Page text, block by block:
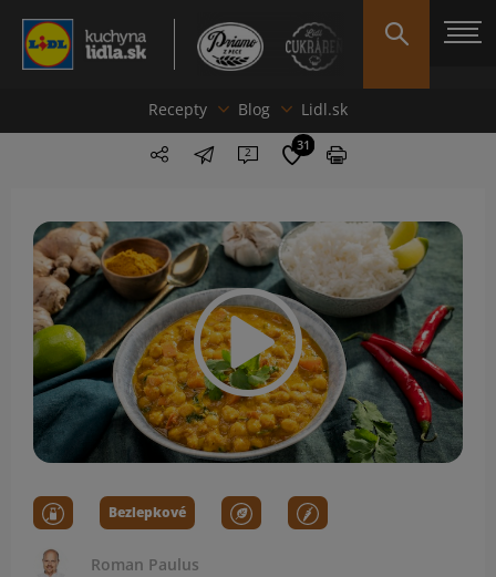
Recepty Blog Lidl.sk
2 31
Bezlepkové
Roman Paulus